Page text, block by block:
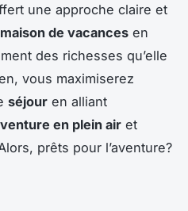
une approche claire et
de vacances en
des richesses qu’elle
vous maximiserez
séjour en alliant
en plein air et
prêts pour l’aventure?